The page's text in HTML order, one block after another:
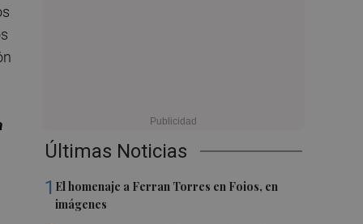
Últimas Noticias
1 El homenaje a Ferran Torres en Foios, en
imágenes